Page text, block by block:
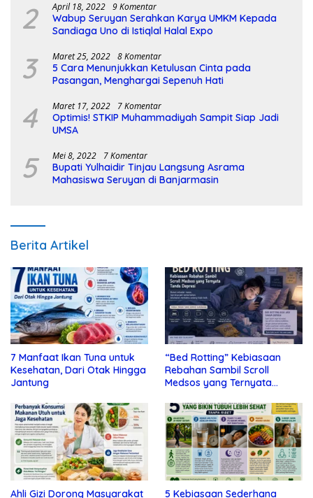
2 April 18, 2022 9 Komentar
Wabup Seruyan Serahkan Karya UMKM Kepada
Sandiaga Uno di Istiqlal Halal Expo
3 Maret 25, 2022 8 Komentar
5 Cara Menunjukkan Ketulusan Cinta pada
Pasangan, Menghargai Sepenuh Hati
4 Maret 17, 2022 7 Komentar
Optimis! STKIP Muhammadiyah Sampit Siap Jadi
UMSA
5 Mei 8, 2022 7 Komentar
Bupati Yulhaidir Tinjau Langsung Asrama
Mahasiswa Seruyan di Banjarmasin
Berita Artikel
7 Manfaat Ikan Tuna untuk
Kesehatan, Dari Otak Hingga
Jantung
“Bed Rotting” Kebiasaan
Rebahan Sambil Scroll
Medsos yang Ternyata
Ahli Gizi Dorong Masyarakat 5 Kebiasaan Sederhana